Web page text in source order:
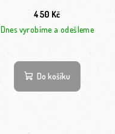
450 Kč
Dnes vyrobíme a odešleme
Do košíku